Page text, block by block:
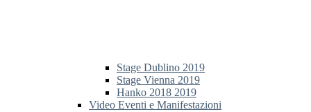
Stage Dublino 2019
Stage Vienna 2019
Hanko 2018 2019
Video Eventi e Manifestazioni